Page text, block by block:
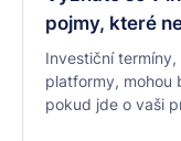
pojmy, které
Investiční
platformy, mohou
pokud jde o vaši